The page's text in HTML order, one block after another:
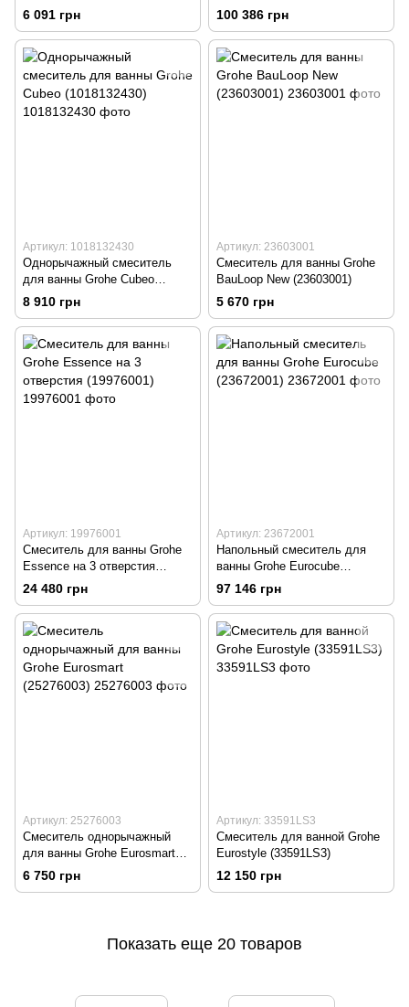
(19506LS3)
6 091 грн
25248KF1 (черный матовый)
(25248KF1)
100 386 грн
Артикул: 1018132430
Однорычажный смеситель
для ванны Grohe Cubeo
(1018132430)
8 910 грн
Артикул: 23603001
Смеситель для ванны Grohe
BauLoop New (23603001)
5 670 грн
Артикул: 19976001
Смеситель для ванны Grohe
Essence на 3 отверстия
(19976001)
24 480 грн
Артикул: 23672001
Напольный смеситель для
ванны Grohe Eurocube
(23672001)
97 146 грн
Артикул: 25276003
Смеситель однорычажный
для ванны Grohe Eurosmart
(25276003)
6 750 грн
Артикул: 33591LS3
Смеситель для ванной Grohe
Eurostyle (33591LS3)
12 150 грн
Показать еще 20 товаров